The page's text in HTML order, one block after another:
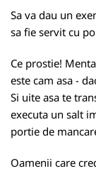
Sa va dau un
sa fie servit cu
Ce prostie!
este cam asa -
Si uite asa te
executa un salt
portie de
Oamenii care